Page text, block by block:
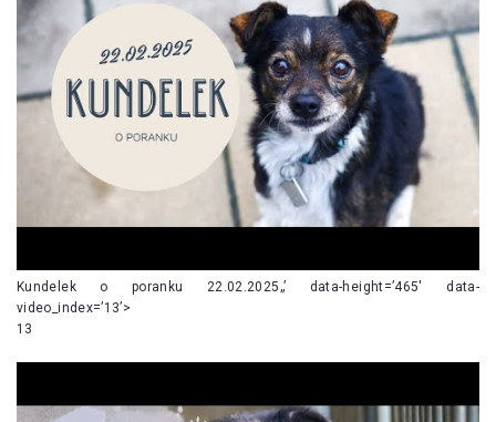
Kundelek o poranku 22.02.2025„’ data-height=’465′ data-
video_index=’13’>
13